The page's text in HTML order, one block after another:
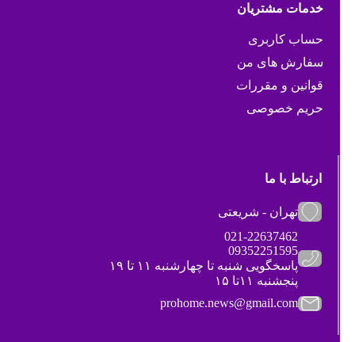
خدمات مشتریان
حساب کاربری
سفارش های من
قوانین و مقررات
حریم خصوصی
ارتباط با ما
تهران - شریعتی
021-22637462
09352251595
پاسخگویی شنبه تا چهارشنبه ۱۱ تا ۱۹
پنجشنبه ۱۱تا ۱۵
prohome.news@gmail.com